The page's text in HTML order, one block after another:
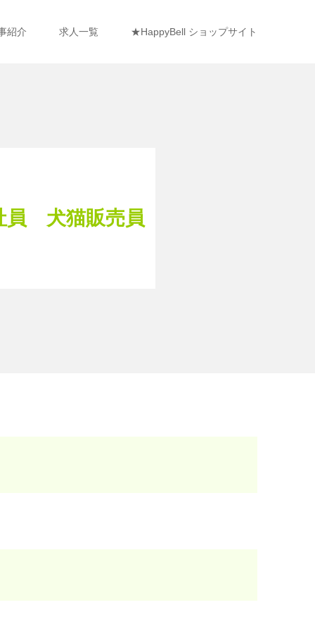
紹介 求人一覧 ★HappyBell ショップサイト
員 犬猫販売員